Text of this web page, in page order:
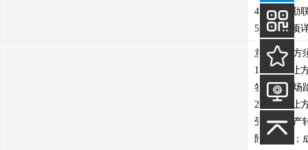
4.现场踏勘
5.其他事项
意向受让方
1.意向受让
签署《现场
2.意向受让
受本次资产
险和后果；